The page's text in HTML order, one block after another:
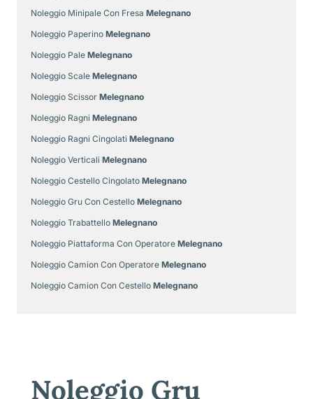
Noleggio Minipale Con Fresa Melegnano
Noleggio Paperino Melegnano
Noleggio Pale Melegnano
Noleggio Scale Melegnano
Noleggio Scissor Melegnano
Noleggio Ragni Melegnano
Noleggio Ragni Cingolati Melegnano
Noleggio Verticali Melegnano
Noleggio Cestello Cingolato Melegnano
Noleggio Gru Con Cestello Melegnano
Noleggio Trabattello Melegnano
Noleggio Piattaforma Con Operatore Melegnano
Noleggio Camion Con Operatore Melegnano
Noleggio Camion Con Cestello Melegnano
Noleggio Gru